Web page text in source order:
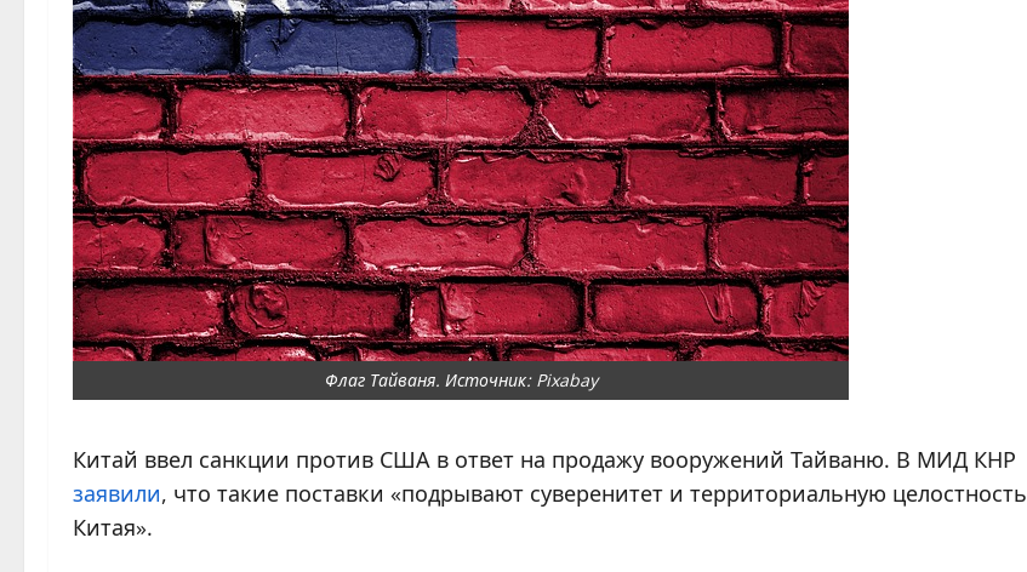
Флаг Тайваня. Источник: Pixabay
Китай ввел санкции против США в ответ на продажу вооружений Тайваню. В МИД КНР
заявили, что такие поставки «подрывают суверенитет и территориальную целостность
Китая».